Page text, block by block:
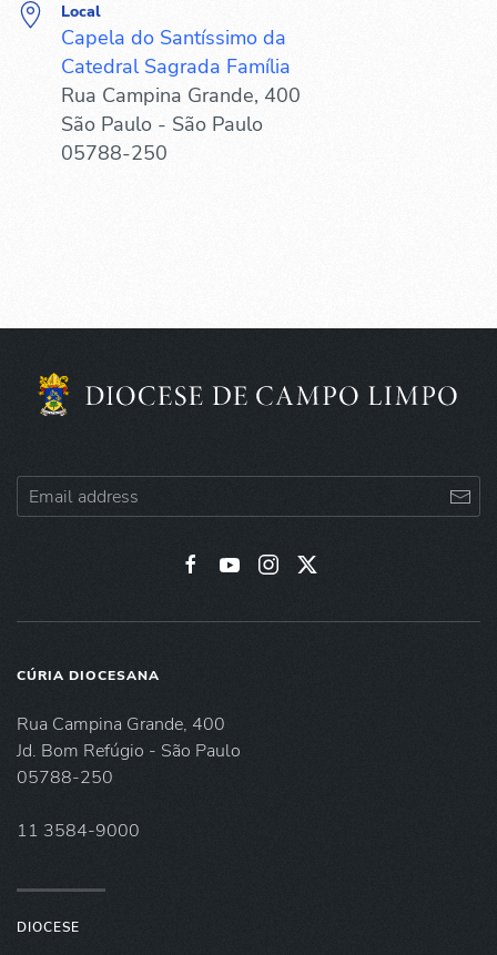
Local
Capela do Santíssimo da
Catedral Sagrada Família
Rua Campina Grande, 400
São Paulo - São Paulo
05788-250
CÚRIA DIOCESANA
Rua Campina Grande, 400
Jd. Bom Refúgio - São Paulo
05788-250
11 3584-9000
DIOCESE